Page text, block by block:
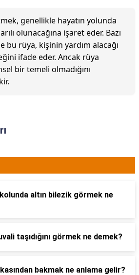
genellikle hayatın yolunda
olunacağına işaret eder. Bazı
bu rüya, kişinin yardım alacağı
ifade eder. Ancak rüya
bir temeli olmadığını
kolunda altın bilezik görmek ne
taşıdığını görmek ne demek?
bakmak ne anlama gelir?